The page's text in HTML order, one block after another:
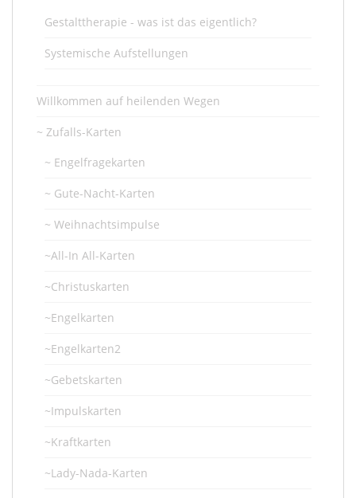
Gestalttherapie - was ist das eigentlich?
Systemische Aufstellungen
Willkommen auf heilenden Wegen
~ Zufalls-Karten
~ Engelfragekarten
~ Gute-Nacht-Karten
~ Weihnachtsimpulse
~All-In All-Karten
~Christuskarten
~Engelkarten
~Engelkarten2
~Gebetskarten
~Impulskarten
~Kraftkarten
~Lady-Nada-Karten